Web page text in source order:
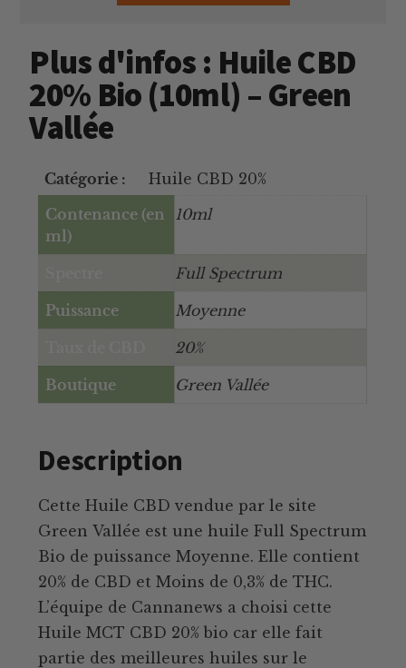
Plus d'infos : Huile CBD
20% Bio (10ml) – Green
Vallée
Catégorie :
Huile CBD 20%
Contenance (en
ml)
10ml
Full Spectrum
Puissance Moyenne
20%
Boutique Green Vallée
Description
Cette Huile CBD vendue par le site
Green Vallée est une huile Full Spectrum
Bio de puissance Moyenne. Elle contient
20% de CBD et Moins de 0,3% de THC.
L’équipe de Cannanews a choisi cette
Huile MCT CBD 20% bio car elle fait
partie des meilleures huiles sur le